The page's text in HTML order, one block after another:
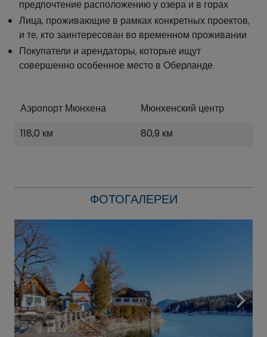
предпочтение расположению у озера и в горах
Лица, проживающие в рамках конкретных проектов,
и те, кто заинтересован во временном проживании
Покупатели и арендаторы, которые ищут
совершенно особенное место в Оберланде
Аэропорт Мюнхена
Мюнхенский центр
118,0 км
80,9 км
ФОТОГАЛЕРЕИ